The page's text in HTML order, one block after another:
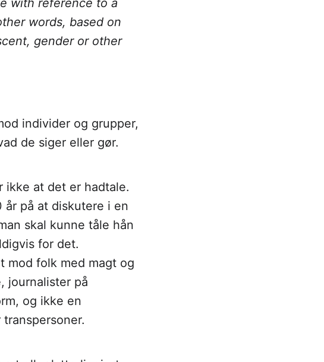
with reference to a
words, based on
gender or other
individer og grupper,
de siger eller gør.
ikke at det er hadtale.
på at diskutere i en
skal kunne tåle hån
for det.
folk med magt og
journalister på
og ikke en